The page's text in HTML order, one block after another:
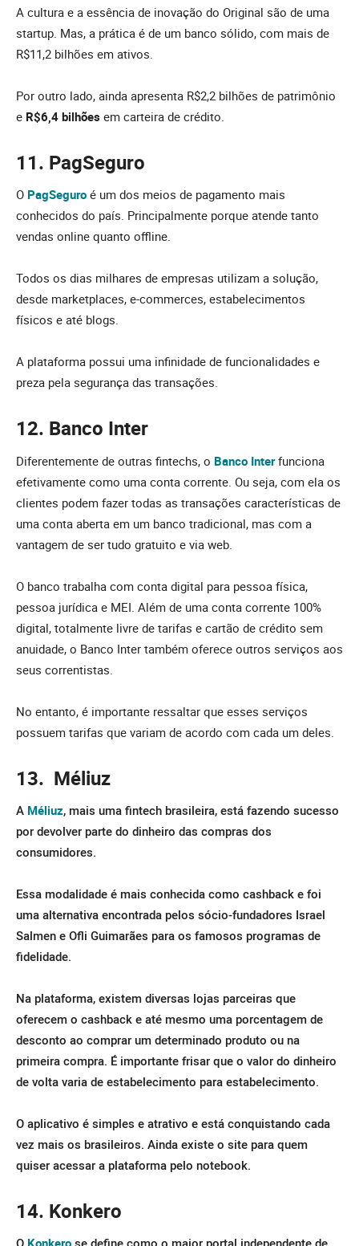
A cultura e a essência de inovação do Original são de uma
startup. Mas, a prática é de um banco sólido, com mais de
R$11,2 bilhões em ativos.
Por outro lado, ainda apresenta R$2,2 bilhões de patrimônio
e R$6,4 bilhões em carteira de crédito.
11. PagSeguro
O PagSeguro é um dos meios de pagamento mais
conhecidos do país. Principalmente porque atende tanto
vendas online quanto offline.
Todos os dias milhares de empresas utilizam a solução,
desde marketplaces, e-commerces, estabelecimentos
físicos e até blogs.
A plataforma possui uma infinidade de funcionalidades e
preza pela segurança das transações.
12. Banco Inter
Diferentemente de outras fintechs, o Banco Interfunciona
efetivamente como uma conta corrente. Ou seja, com ela os
clientes podem fazer todas as transações características de
uma conta aberta em um banco tradicional, mas com a
vantagem de ser tudo gratuito e via web.
O banco trabalha com conta digital para pessoa física,
pessoa jurídica e MEI. Além de uma conta corrente 100%
digital, totalmente livre de tarifas e cartão de crédito sem
anuidade, o Banco Inter também oferece outros serviços aos
seus correntistas.
No entanto, é importante ressaltar que esses serviços
possuem tarifas que variam de acordo com cada um deles.
13. Méliuz
A Méliuz, mais uma fintech brasileira, está fazendo sucesso
por devolver parte do dinheiro das compras dos
consumidores.
Essa modalidade é mais conhecida como cashback e foi
uma alternativa encontrada pelos sócio-fundadores Israel
Salmen e Ofli Guimarães para os famosos programas de
fidelidade.
Na plataforma, existem diversas lojas parceiras que
oferecem o cashback e até mesmo uma porcentagem de
desconto ao comprar um determinado produto ou na
primeira compra. É importante frisar que o valor do dinheiro
de volta varia de estabelecimento para estabelecimento.
O aplicativo é simples e atrativo e está conquistando cada
vez mais os brasileiros. Ainda existe o site para quem
quiser acessar a plataforma pelo notebook.
14. Konkero
O Konkero se define como o maior portal independente de